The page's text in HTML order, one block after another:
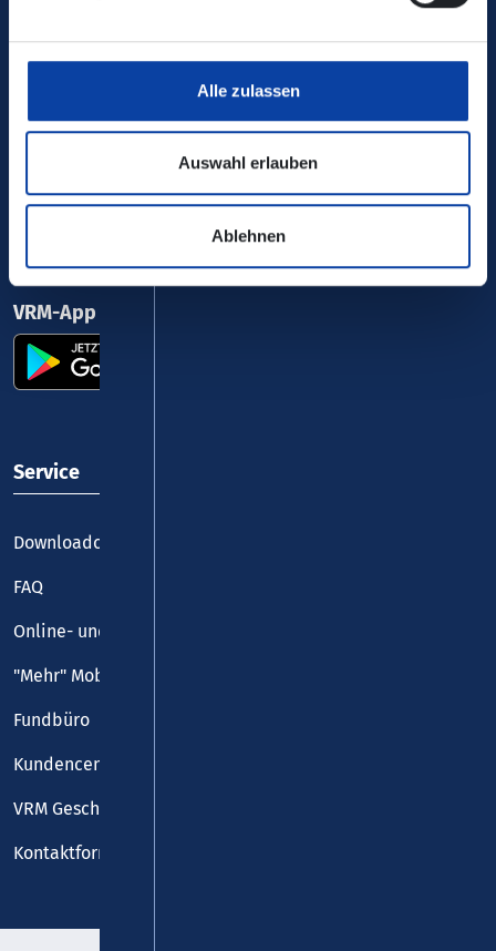
Alle zulassen
Auswahl erlauben
Ablehnen
Ihr Kontakt zu uns
VRM-App nutzen und durchstarten
Service
Downloadcenter
FAQ
Online- und Handy-Tickets
"Mehr" Mobilität
Fundbüro
Kundencenter
VRM Geschäftsstelle
Kontaktformular